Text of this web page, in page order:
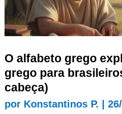
O alfabeto grego
grego para
cabeça)
por Konstantinos P.